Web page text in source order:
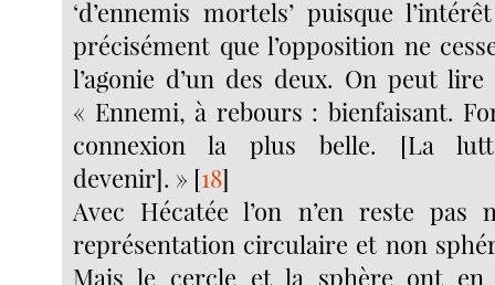
‘d’ennemis mortels’ puisque
précisément que l’opposition ne
l’agonie d’un des deux. On peut
« Ennemi, à rebours : bienfaisant.
connexion la plus belle. [La
devenir]. » [18]
Avec Hécatée l’on n’en reste pas
représentation circulaire et non
Mais le cercle et la sphère ont en